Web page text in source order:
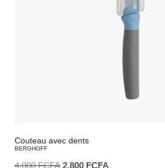
Couteau avec dents
BERGHOFF
4.000FCFA 2.800 FCFA